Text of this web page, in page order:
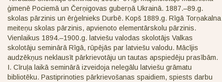
ģimenē Pociemā un Čerņigovas guberņā Ukrainā. 1887.–89.g.
skolas pārzinis un ērģelnieks Durbē. Kopš 1889.g. Rīgā Torņakalna
meiteņu skolas pārzinis, apvienoto elementārskolu pārzinis.
Vienlaikus 1894.–1900.g. latviešu valodas skolotājs Valkas
skolotāju seminārā Rīgā, rūpējās par latviešu valodu. Mācījis
audzēkņus neklausīt pārkrievotāju un tautas apspiedēju prasībām.
I. Cīruļa laikā seminārā izveidoja nelegālu latviešu grāmatu
bibliotēku. Pastiprinoties pārkrievošanas spaidiem, spiests darbu